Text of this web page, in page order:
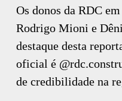
Os donos da RDC
Rodrigo Mioni e
destaque desta
oficial é
de credibilidade na